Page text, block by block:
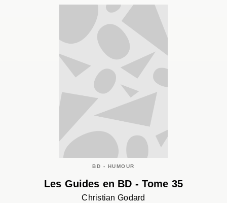
BD - HUMOUR
Les Guides en BD - Tome 35
Christian Godard